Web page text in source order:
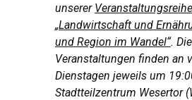
unserer Veranstaltungsreihe
„Landwirtschaft und
und Region im Wandel“. Die
Veranstaltungen finden an
Dienstagen jeweils um
Stadtteilzentrum Wesertor